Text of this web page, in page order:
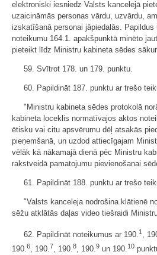
elektroniski iesniedz Valsts kancelejā
uzaicināmās personas vārdu, uzvārdu,
izskatīšanā personai jāpiedalās.
noteikumu 164.1. apakšpunktā minēto
pieteikt līdz Ministru kabineta sēdes
59. Svītrot 178. un 179. punktu.
60. Papildināt 187. punktu ar trešo
"Ministru kabineta sēdes protokolā
kabineta loceklis normatīvajos aktos
ētisku vai citu apsvērumu dēļ atsakās
pieņemšanā, un uzdod attiecīgajam
vēlāk kā nākamajā dienā pēc Ministru
rakstveidā pamatojumu pievienošanai
61. Papildināt 188. punktu ar trešo
"Valsts kanceleja nodrošina klātienē
sēžu atklātās daļas video tiešraidi
62. Papildināt noteikumus ar 190.1 ,
190. 6 , 190. 7 , 190. 8 , 190. 9 un 190. 10